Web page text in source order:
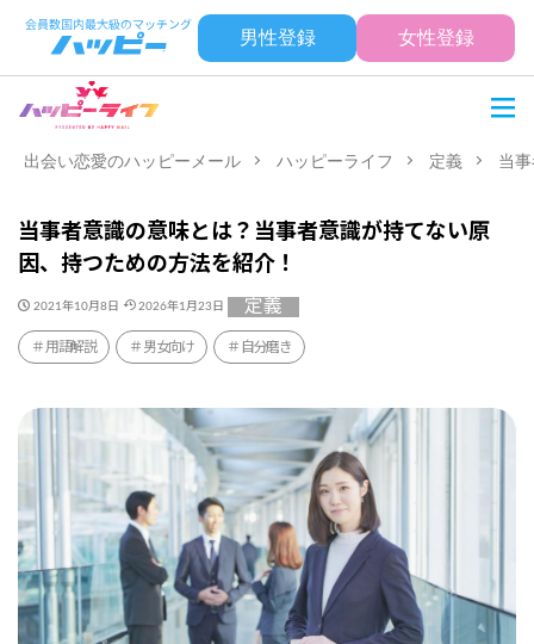
男性登録 女性登録
出会い恋愛のハッピーメール ハッピーライフ 定義 当
当事者意識の意味とは？当事者意識が持てない原
因、持つための方法を紹介！
2021年10月8日 2026年1月23日 定義
用語解説 男女向け 自分磨き